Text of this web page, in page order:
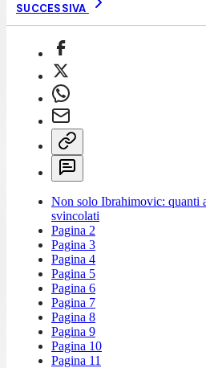
SUCCESSIVA
Non solo Ibrahimovic: quanti
svincolati
Pagina 2
Pagina 3
Pagina 4
Pagina 5
Pagina 6
Pagina 7
Pagina 8
Pagina 9
Pagina 10
Pagina 11